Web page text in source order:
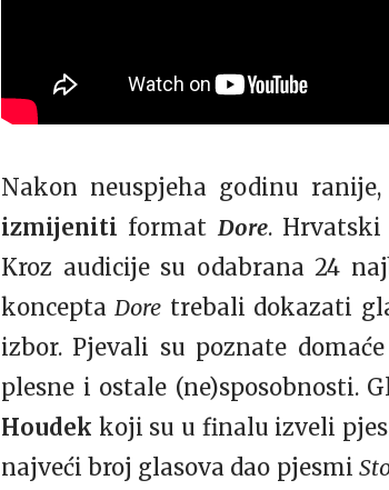
Nakon neuspjeha godinu
izmijeniti format Dore. Hrvatski
Kroz audicije su odabrana 24
konceptaDore trebali dokazati
izbor. Pjevali su poznate
plesne i ostale (ne)sposobnosti.
Houdek koji su u finalu izveli
najveći broj glasova dao pjesmi